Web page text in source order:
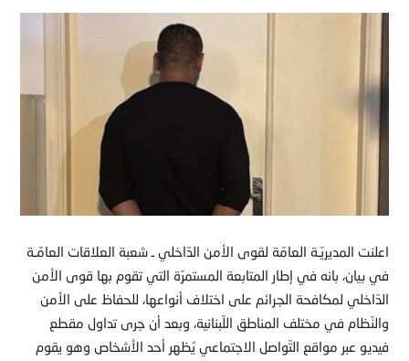
اعلنت المديريّـة العامّة لقوى الأمن الدّاخلي ـ شعبة العلاقات العامّـة
في بيان، بانه في إطار المتابعة المستمرّة التي تقوم بها قوى الأمن
الدّاخلي لمكافحة الجرائم على اختلاف أنواعها، للحفاظ على الأمن
والنّظام في مختلف المناطق اللّبنانية، وبعد أن جرى تداول مقطع
فيديو عبر مواقع التّواصل الاجتماعي يُظهر أحد الأشخاص وهو يقوم